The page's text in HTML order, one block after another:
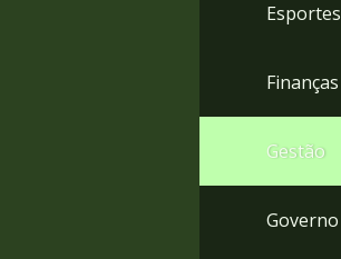
Esportes
Finanças
Gestão
Governo